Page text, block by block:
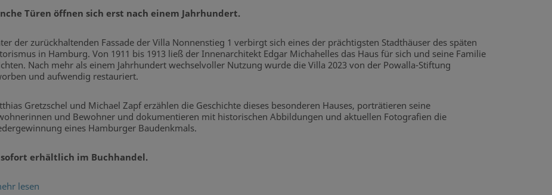
Türen öffnen sich erst nach einem Jahrhundert.
der zurückhaltenden Fassade der Villa Nonnenstieg 1 verbirgt sich eines der prächtigsten Stadthäuser des späten
in Hamburg. Von 1911 bis 1913 ließ der Innenarchitekt Edgar Michahelles das Haus für sich und seine Familie
Nach mehr als einem Jahrhundert wechselvoller Nutzung wurde die Villa 2023 von der Powalla-Stiftung
und aufwendig restauriert.
Gretzschel und Michael Zapf erzählen die Geschichte dieses besonderen Hauses, porträtieren seine
und Bewohner und dokumentieren mit historischen Abbildungen und aktuellen Fotografien die
eines Hamburger Baudenkmals.
erhältlich im Buchhandel.
lesen